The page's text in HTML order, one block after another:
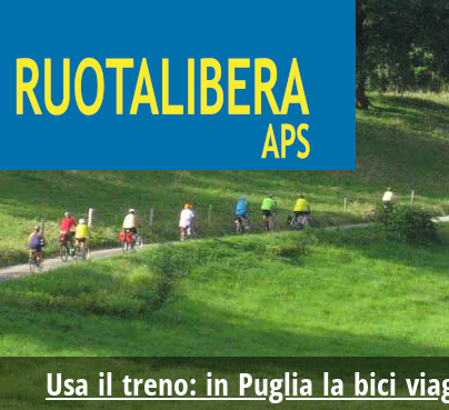
Usa il treno: in Puglia la bici